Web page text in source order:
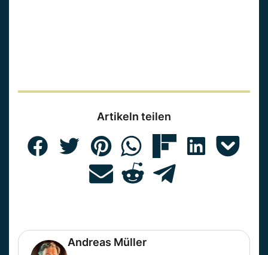
Artikeln teilen
Andreas Müller